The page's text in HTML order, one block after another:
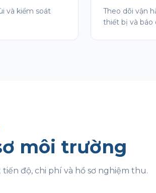
và kiểm soát
Theo dõi vận
thiết bị và báo
môi trường
độ, chi phí và hồ sơ nghiệm thu.